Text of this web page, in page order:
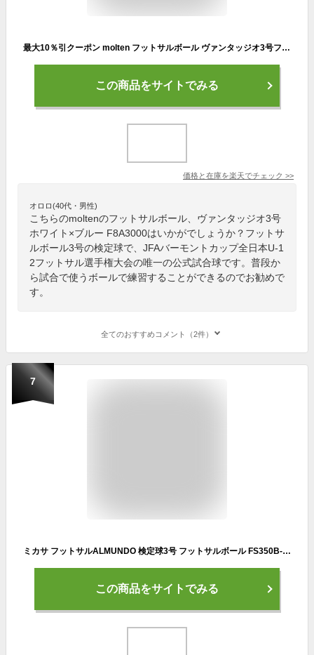
最大10％引クーポン molten フットサルボール ヴァンタッジオ3号フットサル3000 3号 検定球 ホワイト×ブルー F8A3000 キッズ
この商品をサイトでみる
価格と在庫を楽天でチェック >>
オロロ(40代・男性)
こちらのmoltenのフットサルボール、ヴァンタッジオ3号
ホワイト×ブルー F8A3000はいかがでしょうか？フットサ
ルボール3号の検定球で、JFAバーモントカップ全日本U-1
2フットサル選手権大会の唯一の公式試合球です。普段か
ら試合で使うボールで練習することができるのでお勧めで
す。
全てのおすすめコメント（2件）
7
ミカサ フットサルALMUNDO 検定球3号 フットサルボール FS350B-YP(イエロー/ピンク)
この商品をサイトでみる